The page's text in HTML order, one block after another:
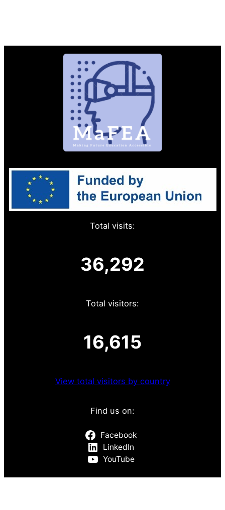
Total visits:
36,292
Total visitors:
16,615
View total visitors by country
Find us on:
Facebook
LinkedIn
YouTube